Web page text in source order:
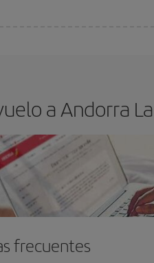
a Andorra
frecuentes